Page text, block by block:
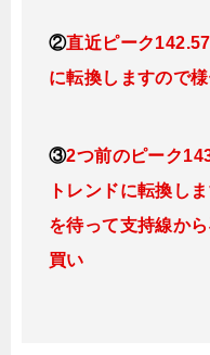
②直近ピーク
に転換しますので様
③2つ前のピーク
トレンドに転換 し
を待って支持線か
買い